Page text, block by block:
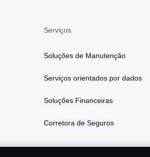
Serviços
Soluções de Manutenção
Serviços orientados por dados
Soluções Financeiras
Corretora de Seguros